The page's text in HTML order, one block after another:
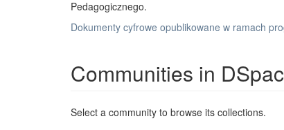
Pedagogicznego.
Dokumenty cyfrowe opublikowane w ramach
Communities in
Select a community to browse its collections.